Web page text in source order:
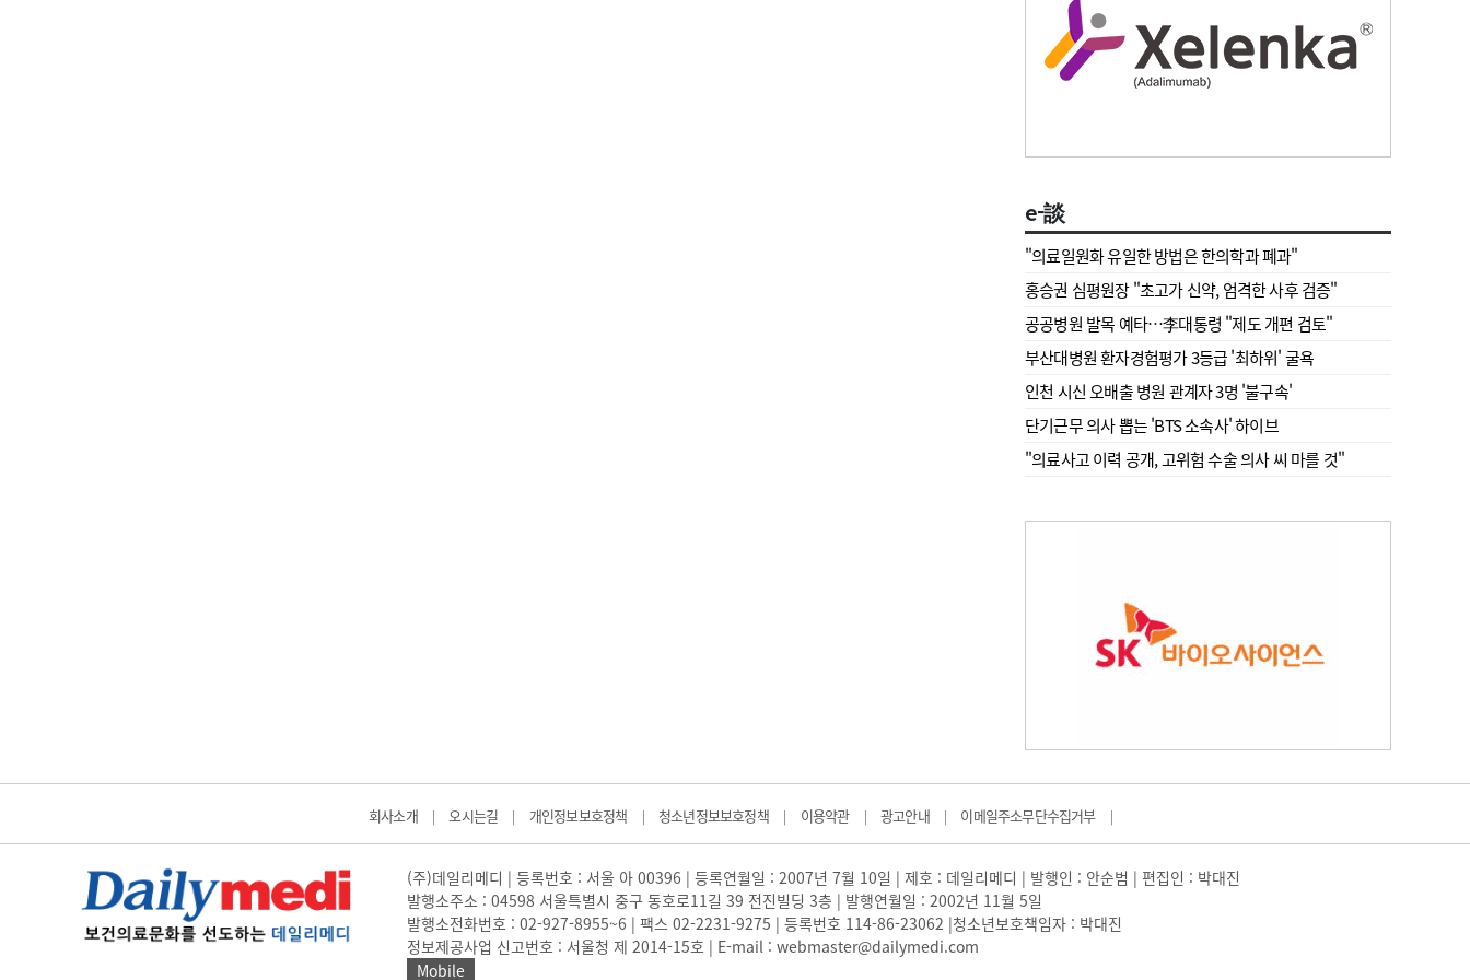
e-談
"의료일원화 유일한 방법은 한의학과 폐과"
홍승권 심평원장 " 초고가 신약, 엄격한 사후 검증"
공공병원 발목 예타…李대통령 "제도 개편 검토"
부산대병원 환자경험평가 3등급 '최하위' 굴욕
인천 시신 오배출 병원 관계자 3명 '불구속'
단기근무 의사 뽑는 'BTS 소속사' 하이브
"의료사고 이력 공개, 고위험 수술 의사 씨 마를 것"
회사소개 | 오시는길 | 개인정보보호정책 | 청소년정보보호정책 | 이용약관 | 광고안내 | 이메일주소무단수집거부 |
(주)데일리메디 | 등록번호 : 서울 아 00396 | 등록연월일 : 2007년 7월 10일 | 제호 : 데일리메디 | 발행인 : 안순범 | 편집인 : 박대진
발행소주소 : 04598 서울특별시 중구 동호로11길 39 전진빌딩 3층 | 발행연월일 : 2002년 11월 5일
발행소전화번호 : 02-927-8955~6 | 팩스 02-2231-9275 | 등록번호 114-86-23062 |청소년보호책임자 : 박대진
정보제공사업 신고번호 : 서울청 제 2014-15호 | E-mail : webmaster@dailymedi.com
Mobile